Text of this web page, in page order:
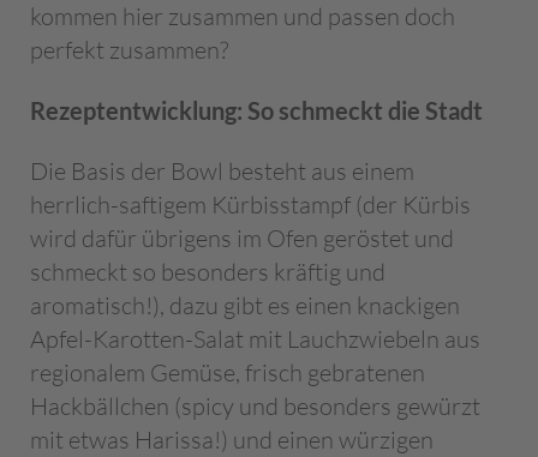
kommen hier zusammen und passen doch
perfekt zusammen?
Rezeptentwicklung: So schmeckt die Stadt
Die Basis der Bowl besteht aus einem
herrlich-saftigem Kürbisstampf (der Kürbis
wird dafür übrigens im Ofen geröstet und
schmeckt so besonders kräftig und
aromatisch!), dazu gibt es einen knackigen
Apfel-Karotten-Salat mit Lauchzwiebeln aus
regionalem Gemüse, frisch gebratenen
Hackbällchen (spicy und besonders gewürzt
mit etwas Harissa!) und einen würzigen